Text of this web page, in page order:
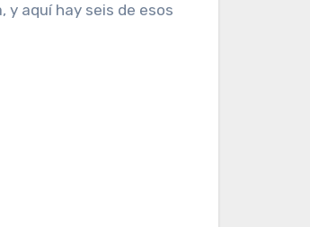
y aquí hay seis de esos